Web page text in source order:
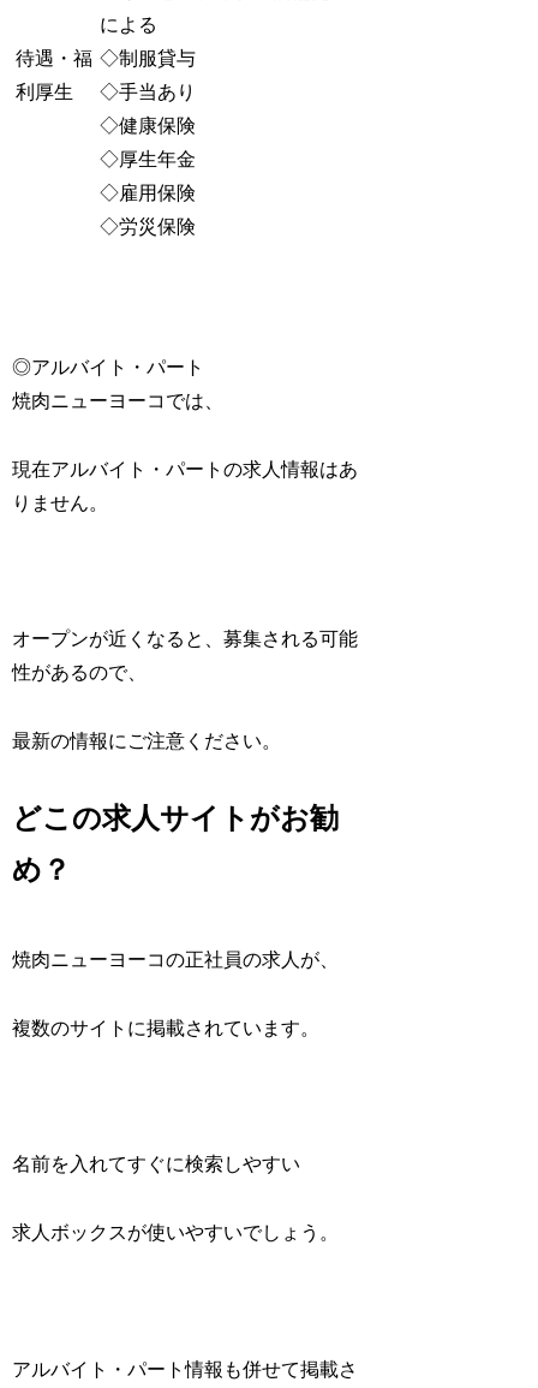
待遇・福
利厚生
による
◇制服貸与
◇手当あり
◇健康保険
◇厚生年金
◇雇用保険
◇労災保険
◎アルバイト・パート
焼肉ニューヨーコでは、
現在アルバイト・パートの求人情報はあ
りません。
オープンが近くなると、募集される可能
性があるので、
最新の情報にご注意ください。
どこの求人サイトがお勧
め？
焼肉ニューヨーコの正社員の求人が、
複数のサイトに掲載されています。
名前を入れてすぐに検索しやすい
求人ボックスが使いやすいでしょう。
アルバイト・パート情報も併せて掲載さ